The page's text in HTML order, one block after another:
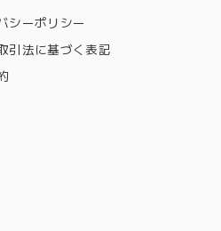
シーポリシー
引法に基づく表記